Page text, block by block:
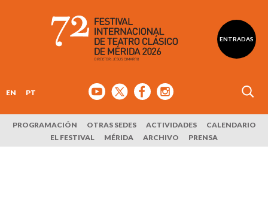
ENTRADAS
EN PT
PROGRAMACIÓN OTRAS SEDES ACTIVIDADES
CALENDARIO
EL FESTIVAL
MÉRIDA ARCHIVO PRENSA